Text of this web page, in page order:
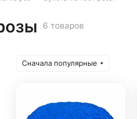
6 товаров
Сначала популярные